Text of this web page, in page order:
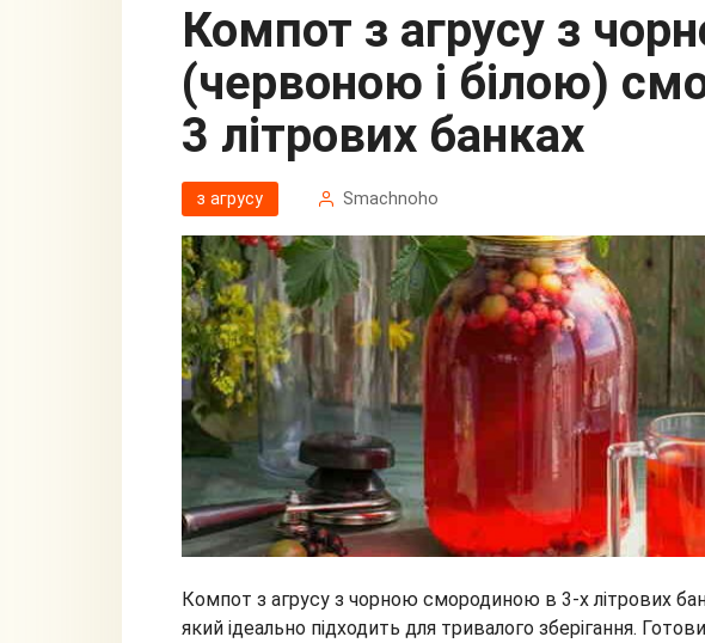
Компот з агрусу з чорною
(червоною і білою)
3 літрових банках
з агрусу Smachnoho
Компот з агрусу з чорною смородиною в 3-х літрових
який ідеально підходить для тривалого зберігання.